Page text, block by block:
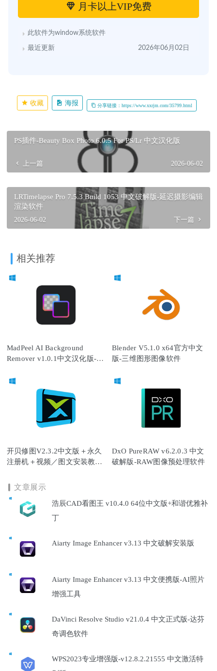
月卡以上VIP免费
此软件为window系统软件
最近更新 2026年06月02日
收藏 海报 分享链接：https://www.xxrjm.com/35799.html
PS插件-Beauty Box Photo 6.0.5 For PS/Lr 中文汉化版
上一篇 2026-06-02
LRTimelapse Pro 7.5.3 Build 1053 中文破解版-延迟摄影编辑
渲染软件
2026-06-02 下一篇
相关推荐
MadPeel AI Background
Remover v1.0.1中文汉化版-AI
Blender V5.1.0 x64官方中文
版-三维图形图像软件
开贝修图V2.3.2中文版＋永久
注册机＋视频／图文安装教程/
DxO PureRAW v6.2.0.3 中文
破解版-RAW图像预处理软件
文章展示
浩辰CAD看图王 v10.4.0 64位中文版+和谐优雅补
丁
Aiarty Image Enhancer v3.13 中文破解安装版
Aiarty Image Enhancer v3.13 中文便携版-AI照片
增强工具
DaVinci Resolve Studio v21.0.4 中文正式版-达芬
奇调色软件
WPS2023专业增强版-v12.8.2.21555 中文激活特